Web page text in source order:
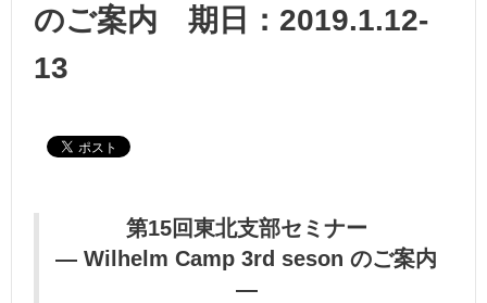
のご案内 期日：2019.1.12-
13
第15回東北支部セミナー
― Wilhelm Camp 3rd seson のご案内
―